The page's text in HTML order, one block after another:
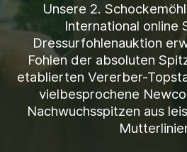
Unsere 2.
International online
Dressurfohlenauktion
Fohlen der absoluten
etablierten Vererber-
vielbesprochene
Nachwuchsspitzen aus